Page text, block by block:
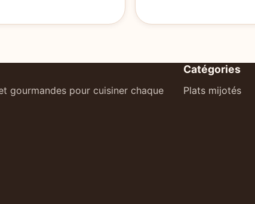
gourmandes pour cuisiner chaque
Catégories
Plats mijotés